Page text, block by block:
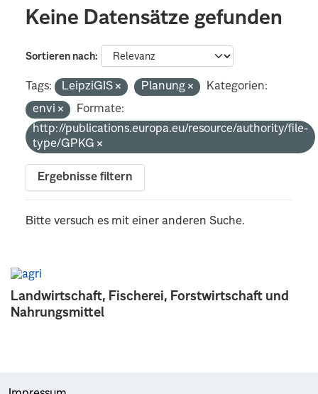
Landwirtschaft, Fischerei, Forstwirtschaft und
Nahrungsmittel
Keine Datensätze gefunden
Sortieren nach
Tags: LeipziGIS Planung
Kategorien:
envi
Formate:
http://publications.europa.eu/resource/authority/file-
type/GPKG
Ergebnisse filtern
Bitte versuch es mit einer anderen Suche.